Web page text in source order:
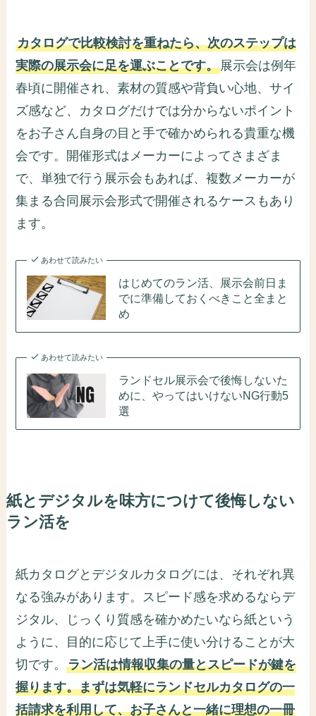
カタログで比較検討を重ねたら、次のステップは
実際の展示会に足を運ぶことです。展示会は例年
春頃に開催され、素材の質感や背負い心地、サイ
ズ感など、カタログだけでは分からないポイント
をお子さん自身の目と手で確かめられる貴重な機
会です。開催形式はメーカーによってさまざま
で、単独で行う展示会もあれば、複数メーカーが
集まる合同展示会形式で開催されるケースもあり
ます。
あわせて読みたい
はじめてのラン活、展示会前日ま
でに準備しておくべきこと全まと
め
あわせて読みたい
ランドセル展示会で後悔しないた
めに、やってはいけないNG行動5
選
紙とデジタルを味方につけて後悔しない
ラン活を
紙カタログとデジタルカタログには、それぞれ異
なる強みがあります。スピード感を求めるならデ
ジタル、じっくり質感を確かめたいなら紙という
ように、目的に応じて上手に使い分けることが大
切です。ラン活は情報収集の量とスピードが鍵を
握ります。まずは気軽にランドセルカタログの一
括請求を利用して、お子さんと一緒に理想の一冊